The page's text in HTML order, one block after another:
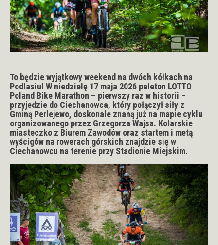
To będzie wyjątkowy weekend na dwóch kółkach na
Podlasiu! W niedzielę 17 maja 2026 peleton LOTTO
Poland Bike Marathon – pierwszy raz w historii –
przyjedzie do Ciechanowca, który połączył siły z
Gminą Perlejewo, doskonale znaną już na mapie cyklu
organizowanego przez Grzegorza Wajsa. Kolarskie
miasteczko z Biurem Zawodów oraz startem i metą
wyścigów na rowerach górskich znajdzie się w
Ciechanowcu na terenie przy Stadionie Miejskim.